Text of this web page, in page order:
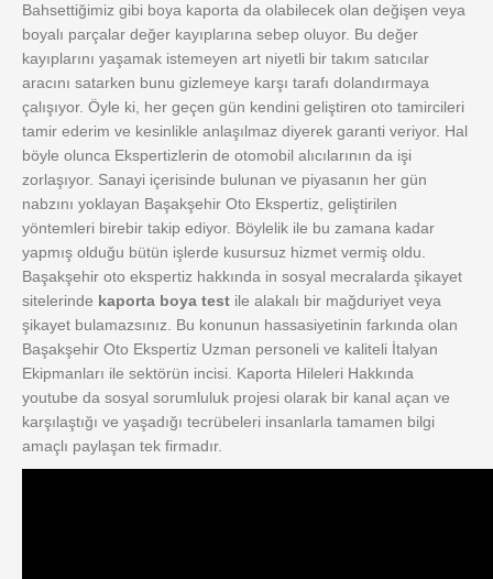
Bahsettiğimiz gibi boya kaporta da olabilecek olan değişen veya
boyalı parçalar değer kayıplarına sebep oluyor. Bu değer
kayıplarını yaşamak istemeyen art niyetli bir takım satıcılar
aracını satarken bunu gizlemeye karşı tarafı dolandırmaya
çalışıyor. Öyle ki, her geçen gün kendini geliştiren oto tamircileri
tamir ederim ve kesinlikle anlaşılmaz diyerek garanti veriyor. Hal
böyle olunca Ekspertizlerin de otomobil alıcılarının da işi
zorlaşıyor. Sanayi içerisinde bulunan ve piyasanın her gün
nabzını yoklayan Başakşehir Oto Ekspertiz, geliştirilen
yöntemleri birebir takip ediyor. Böylelik ile bu zamana kadar
yapmış olduğu bütün işlerde kusursuz hizmet vermiş oldu.
Başakşehir oto ekspertiz hakkında in sosyal mecralarda şikayet
sitelerinde kaporta boya test ile alakalı bir mağduriyet veya
şikayet bulamazsınız. Bu konunun hassasiyetinin farkında olan
Başakşehir Oto Ekspertiz Uzman personeli ve kaliteli İtalyan
Ekipmanları ile sektörün incisi. Kaporta Hileleri Hakkında
youtube da sosyal sorumluluk projesi olarak bir kanal açan ve
karşılaştığı ve yaşadığı tecrübeleri insanlarla tamamen bilgi
amaçlı paylaşan tek firmadır.